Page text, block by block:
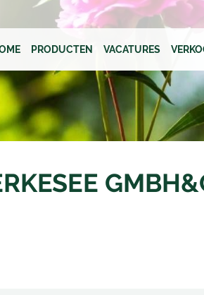
PRODUCTEN VACATURES